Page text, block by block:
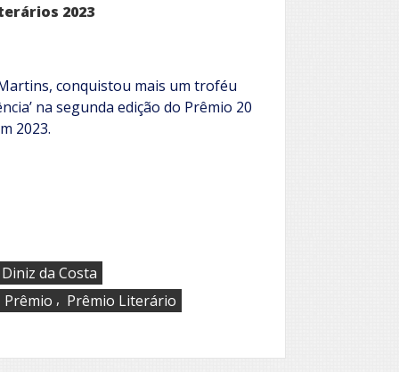
2023
conquistou mais um troféu
na segunda edição do Prêmio 20
2023.
da Costa
Prêmio , Prêmio Literário